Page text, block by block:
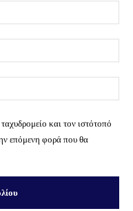
και τον ιστότοπό
επόμενη φορά που θα